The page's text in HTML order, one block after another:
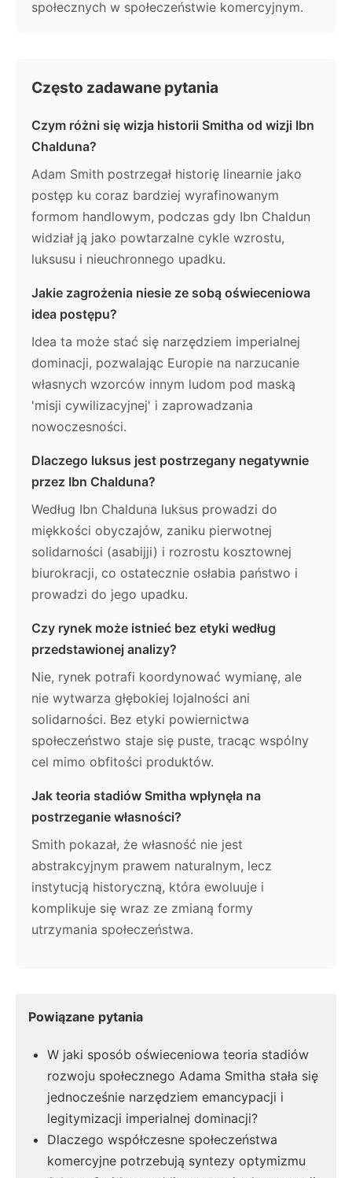
społecznych w społeczeństwie komercyjnym.
Często zadawane pytania
Czym różni się wizja historii Smitha od wizji Ibn
Chalduna?
Adam Smith postrzegał historię linearnie jako
postęp ku coraz bardziej wyrafinowanym
formom handlowym, podczas gdy Ibn Chaldun
widział ją jako powtarzalne cykle wzrostu,
luksusu i nieuchronnego upadku.
Jakie zagrożenia niesie ze sobą oświeceniowa
idea postępu?
Idea ta może stać się narzędziem imperialnej
dominacji, pozwalając Europie na narzucanie
własnych wzorców innym ludom pod maską
'misji cywilizacyjnej' i zaprowadzania
nowoczesności.
Dlaczego luksus jest postrzegany negatywnie
przez Ibn Chalduna?
Według Ibn Chalduna luksus prowadzi do
miękkości obyczajów, zaniku pierwotnej
solidarności (asabijji) i rozrostu kosztownej
biurokracji, co ostatecznie osłabia państwo i
prowadzi do jego upadku.
Czy rynek może istnieć bez etyki według
przedstawionej analizy?
Nie, rynek potrafi koordynować wymianę, ale
nie wytwarza głębokiej lojalności ani
solidarności. Bez etyki powiernictwa
społeczeństwo staje się puste, tracąc wspólny
cel mimo obfitości produktów.
Jak teoria stadiów Smitha wpłynęła na
postrzeganie własności?
Smith pokazał, że własność nie jest
abstrakcyjnym prawem naturalnym, lecz
instytucją historyczną, która ewoluuje i
komplikuje się wraz ze zmianą formy
utrzymania społeczeństwa.
Powiązane pytania
W jaki sposób oświeceniowa teoria stadiów
rozwoju społecznego Adama Smitha stała się
jednocześnie narzędziem emancypacji i
legitymizacji imperialnej dominacji?
Dlaczego współczesne społeczeństwa
komercyjne potrzebują syntezy optymizmu